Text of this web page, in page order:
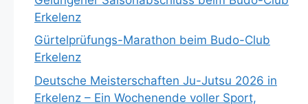
Erkelenz
Gürtelprüfungs-Marathon beim Budo-Club
Erkelenz
Deutsche Meisterschaften Ju-Jutsu 2026 in
Erkelenz – Ein Wochenende voller Sport,